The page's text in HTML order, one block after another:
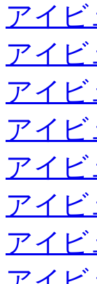
アイ
アイ
アイ
アイ
アイ
アイ
アイ